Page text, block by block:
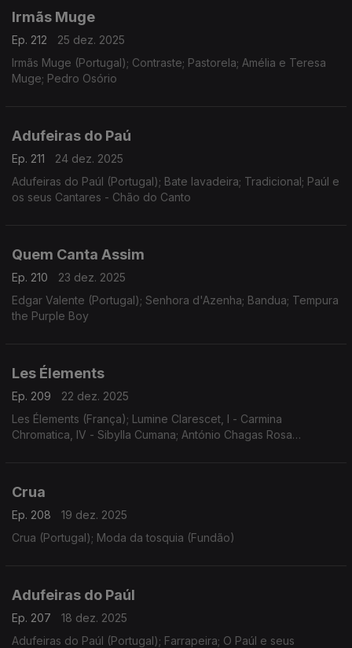
Irmãs Muge
Ep. 212
25 dez. 2025
Irmãs Muge (Portugal); Contraste; Pastorela; Amélia e Teresa
Muge; Pedro Osório
Adufeiras do Paú
Ep. 211
24 dez. 2025
Adufeiras do Paúl (Portugal); Bate lavadeira; Tradicional; Paúl e
os seus Cantares - Chão do Canto
Quem Canta Assim
Ep. 210
23 dez. 2025
Edgar Valente (Portugal); Senhora d'Azenha; Bandua; Tempura
the Purple Boy
Les Élements
Ep. 209
22 dez. 2025
Les Élements (França); Lumine Clarescet, I - Carmina
Chromatica, IV - Sibylla Cumana; António Chagas Rosa
Crua
Ep. 208
19 dez. 2025
Crua (Portugal); Moda da tosquia (Fundão)
Adufeiras do Paúl
Ep. 207
18 dez. 2025
Adufeiras do Paúl (Portugal); Farrapeira; O Paúl e seus